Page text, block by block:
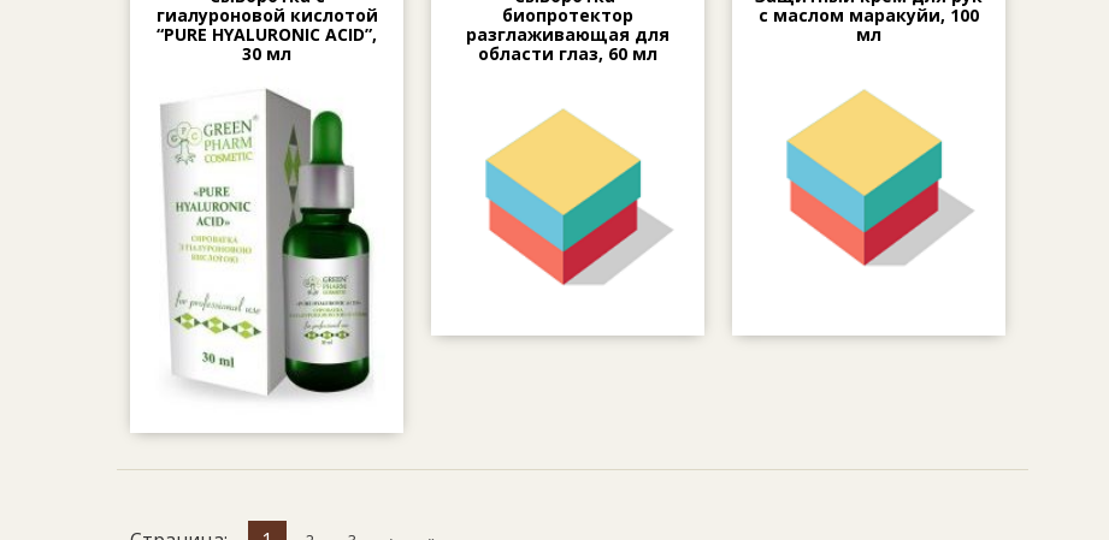
гиалуроновой кислотой
“PURE HYALURONIC ACID”,
30 мл
биопротектор
разглаживающая для
области глаз, 60 мл
с маслом маракуйи, 100
мл